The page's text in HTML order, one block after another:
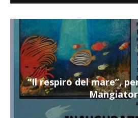
“Il respiro del mare”,